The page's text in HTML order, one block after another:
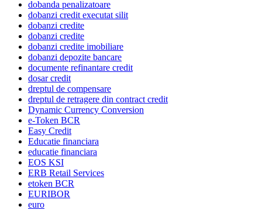
dobanda penalizatoare
dobanzi credit executat silit
dobanzi credite
dobanzi credite
dobanzi credite imobiliare
dobanzi depozite bancare
documente refinantare credit
dosar credit
dreptul de compensare
dreptul de retragere din contract credit
Dynamic Currency Conversion
e-Token BCR
Easy Credit
Educatie financiara
educatie financiara
EOS KSI
ERB Retail Services
etoken BCR
EURIBOR
euro